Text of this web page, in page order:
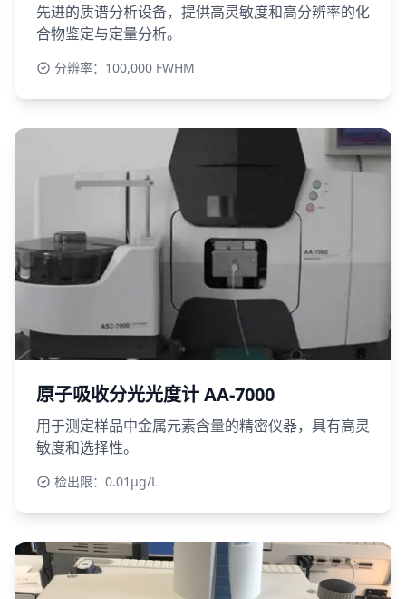
先进的质谱分析设备，提供高灵敏度和高分辨率的化
合物鉴定与定量分析。
分辨率：100,000 FWHM
原子吸收分光光度计 AA-7000
用于测定样品中金属元素含量的精密仪器，具有高灵
敏度和选择性。
检出限：0.01μg/L